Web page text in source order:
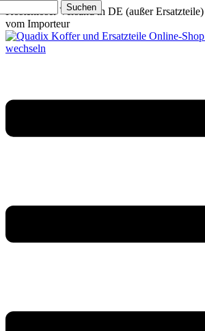
Kostenloser Versand in DE (außer Ersatzteile)
vom Importeur
Suchen